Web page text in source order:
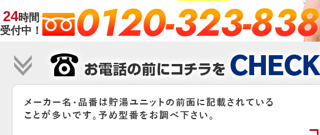
24時間
受付中！
0120-323-838